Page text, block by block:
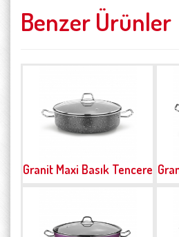
Benzer Ürünler
Granit Maxi Basık Tencere